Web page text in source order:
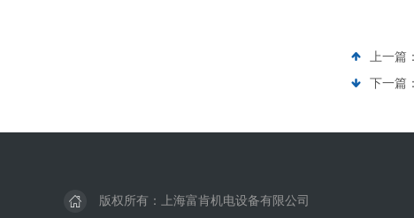
上一篇：
下一篇：
版权所有：上海富肯机电设备有限公司